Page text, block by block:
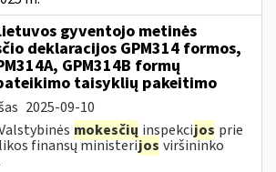
gyventojo metinės
deklaracijos GPM314 formos,
GPM314B formų
taisyklių pakeitimo
2025-09-10
mokesčių inspekcijos prie
finansų ministerijos viršininko